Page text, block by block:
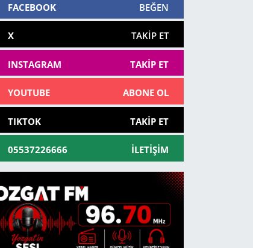
FACEBOOK BEĞEN
X TAKIP ET
INSTAGRAM TAKIP ET
YOUTUBE ABONE OL
TIKTOK TAKIP ET
05537226666 İLETIŞIM